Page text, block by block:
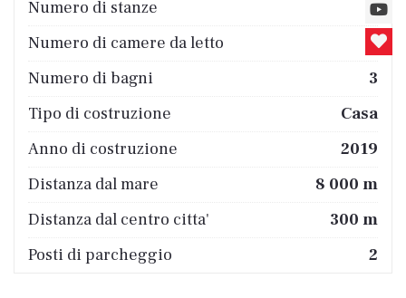
Numero di stanze
4
Numero di camere da letto
3
Numero di bagni
3
Tipo di costruzione
Casa
Anno di costruzione
2019
Distanza dal mare
8 000 m
Distanza dal centro citta'
300 m
Posti di parcheggio
2